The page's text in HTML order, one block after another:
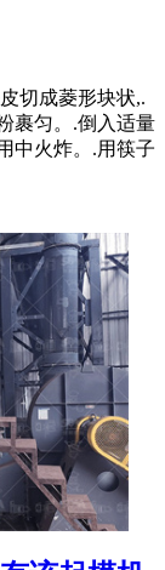
切成菱形块状,.
裹匀。.倒入适量
中火炸。.用筷子